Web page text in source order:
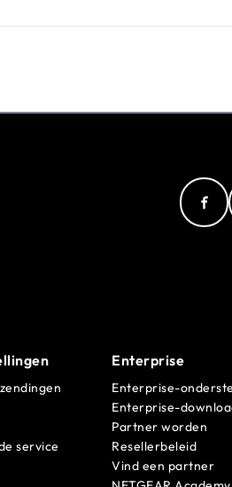
service
Enterprise
Enterprise-
Enterprise-
Partner worden
Resellerbeleid
Vind een partner